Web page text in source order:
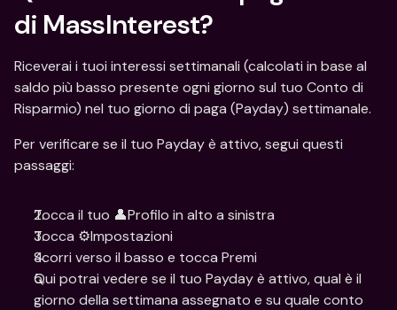
di MassInterest?
Riceverai i tuoi interessi settimanali (calcolati in base al
saldo più basso presente ogni giorno sul tuo Conto di
Risparmio) nel tuo giorno di paga (Payday) settimanale.
Per verificare se il tuo Payday è attivo, segui questi
passaggi:
Tocca il tuo 👤Profilo in alto a sinistra
Tocca ⚙️Impostazioni
Scorri verso il basso e tocca Premi
Qui potrai vedere se il tuo Payday è attivo, qual è il
giorno della settimana assegnato e su quale conto